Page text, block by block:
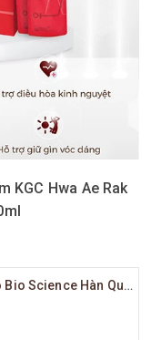
KGC Hwa Ae Rak
Nước Đông Trùng Hạ Thảo Bio Science Hàn Quốc Hộp Vàng 20 Ống x 20ml